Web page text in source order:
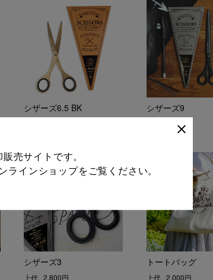
売サイトです。
ラインショップをご覧ください。
シザーズ6.5 BK シザーズ9
5,500円
シザーズ3
上代 2,800円
トートバッグ
上代 2,000円